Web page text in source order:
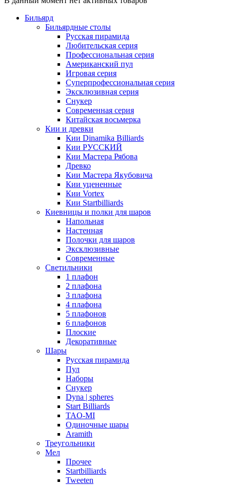
Бильярд
Бильярдные столы
Русская пирамида
Любительская серия
Профессиональная серия
Американский пул
Игровая серия
Суперпрофессиональная серия
Эксклюзивная серия
Снукер
Современная серия
Китайская восьмерка
Кии и древки
Кии Dinamika Billiards
Кии РУССКИЙ
Кии Мастера Рябова
Древко
Кии Мастера Якубовича
Кии уцененные
Кии Vortex
Кии Startbilliards
Киевницы и полки для шаров
Напольная
Настенная
Полочки для шаров
Эксклюзивные
Современные
Светильники
1 плафон
2 плафона
3 плафона
4 плафона
5 плафонов
6 плафонов
Плоские
Декоративные
Шары
Русская пирамида
Пул
Наборы
Снукер
Dyna | spheres
Start Billiards
TAO-MI
Одиночные шары
Aramith
Треугольники
Мел
Прочее
Startbilliards
Tweeten